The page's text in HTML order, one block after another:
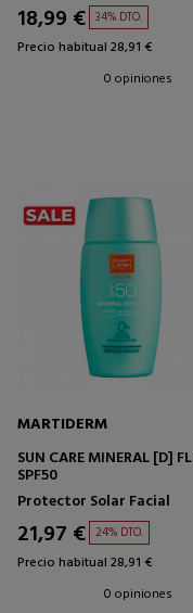
18,99 € 34% DTO.
Precio habitual 28,91 €
0 opiniones
MARTIDERM
SUN CARE MINERAL [D]
SPF50
Protector Solar Facial
21,97 € 24% DTO.
Precio habitual 28,91 €
0 opiniones